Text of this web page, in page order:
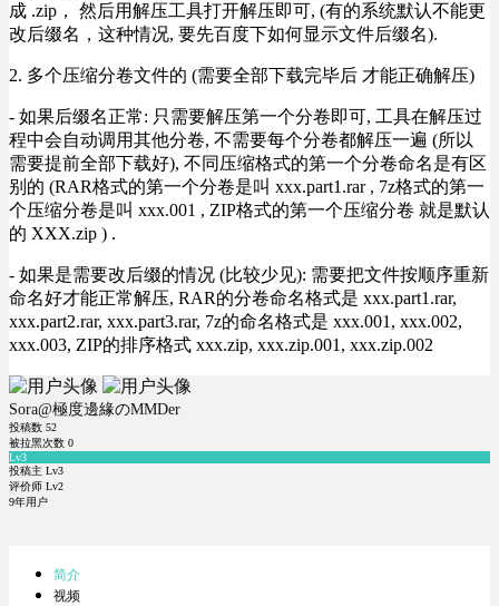
成 .zip， 然后用解压工具打开解压即可, (有的系统默认不能更
改后缀名，这种情况, 要先百度下如何显示文件后缀名).
2. 多个压缩分卷文件的 (需要全部下载完毕后 才能正确解压)
- 如果后缀名正常: 只需要解压第一个分卷即可, 工具在解压过
程中会自动调用其他分卷, 不需要每个分卷都解压一遍 (所以
需要提前全部下载好), 不同压缩格式的第一个分卷命名是有区
别的 (RAR格式的第一个分卷是叫 xxx.part1.rar , 7z格式的第一
个压缩分卷是叫 xxx.001 , ZIP格式的第一个压缩分卷 就是默认
的 XXX.zip ) .
- 如果是需要改后缀的情况 (比较少见): 需要把文件按顺序重新
命名好才能正常解压, RAR的分卷命名格式是 xxx.part1.rar,
xxx.part2.rar, xxx.part3.rar, 7z的命名格式是 xxx.001, xxx.002,
xxx.003, ZIP的排序格式 xxx.zip, xxx.zip.001, xxx.zip.002
Sora@極度邊緣のMMDer
投稿数 52
被拉黑次数 0
Lv3
投稿主 Lv3
评价师 Lv2
9年用户
简介
视频